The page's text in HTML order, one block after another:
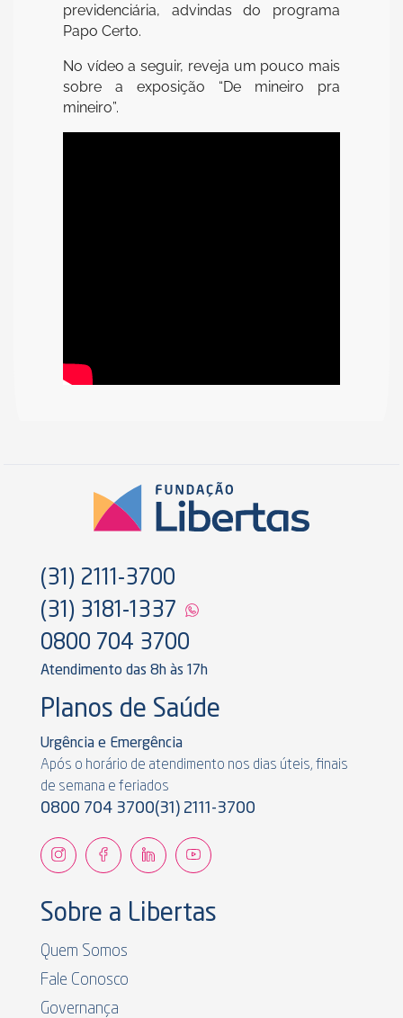
previdenciária, advindas do programa
Papo Certo.
No vídeo a seguir, reveja um pouco mais
sobre a exposição “De mineiro pra
mineiro”.
(31) 2111-3700
(31) 3181-1337
0800 704 3700
Atendimento das 8h às 17h
Planos de Saúde
Urgência e Emergência
Após o horário de atendimento nos dias úteis, finais
de semana e feriados
0800 704 3700(31) 2111-3700
Sobre a Libertas
Quem Somos
Fale Conosco
Governança